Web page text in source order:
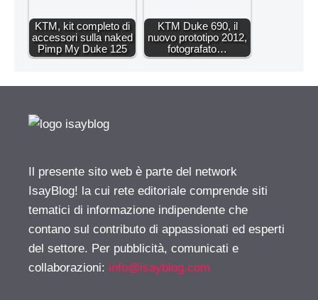
KTM, kit completo di
accessori sulla naked
Pimp My Duke 125
KTM Duke 690, il
nuovo prototipo 2012,
fotografato…
Il presente sito web è parte del network
IsayBlog! la cui rete editoriale comprende siti
tematici di informazione indipendente che
contano sul contributo di appassionati ed esperti
del settore. Per pubblicità, comunicati e
collaborazioni: info@isayblog.com